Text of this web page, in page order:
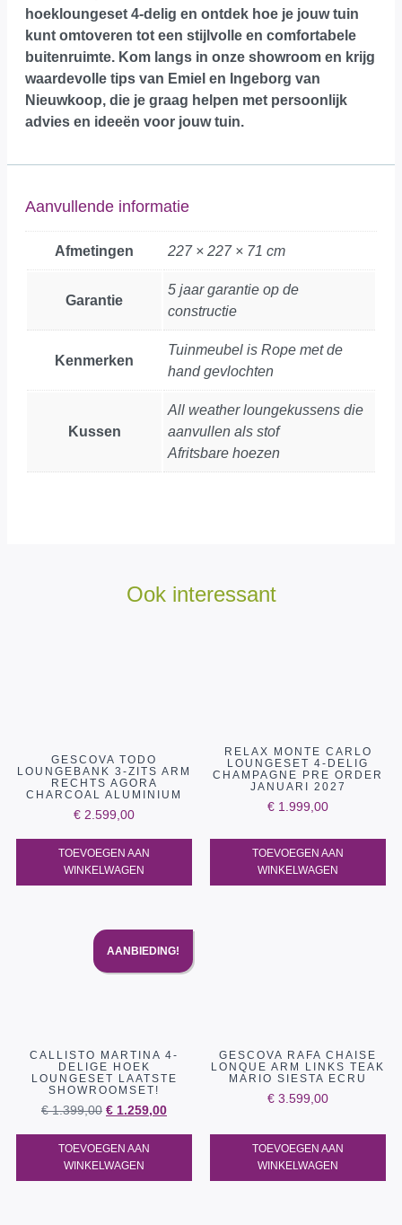
hoekloungeset 4-delig en ontdek hoe je jouw tuin
kunt omtoveren tot een stijlvolle en comfortabele
buitenruimte. Kom langs in onze showroom en krijg
waardevolle tips van Emiel en Ingeborg van
Nieuwkoop, die je graag helpen met persoonlijk
advies en ideeën voor jouw tuin.
Aanvullende informatie
Afmetingen 227 × 227 × 71 cm
Garantie
5 jaar garantie op de
constructie
Kenmerken
Tuinmeubel is Rope met de
hand gevlochten
Kussen
All weather loungekussens die
aanvullen als stof
Afritsbare hoezen
Ook interessant
GESCOVA TODO
LOUNGEBANK 3-ZITS ARM
RECHTS AGORA
CHARCOAL ALUMINIUM
€ 2.599,00
TOEVOEGEN AAN
WINKELWAGEN
RELAX MONTE CARLO
LOUNGESET 4-DELIG
CHAMPAGNE PRE ORDER
JANUARI 2027
€ 1.999,00
TOEVOEGEN AAN
WINKELWAGEN
AANBIEDING!
CALLISTO MARTINA 4-
DELIGE HOEK
LOUNGESET LAATSTE
SHOWROOMSET!
€1.399,00 € 1.259,00
TOEVOEGEN AAN
WINKELWAGEN
GESCOVA RAFA CHAISE
LONQUE ARM LINKS TEAK
MARIO SIESTA ECRU
€ 3.599,00
TOEVOEGEN AAN
WINKELWAGEN